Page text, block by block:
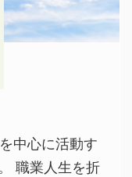
中心に活動す
職業人生を折